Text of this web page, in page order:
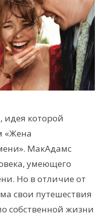
идея которой
«Жена
МакАдамс
умеющего
Но в отличие от
свои путешествия
собственной жизни